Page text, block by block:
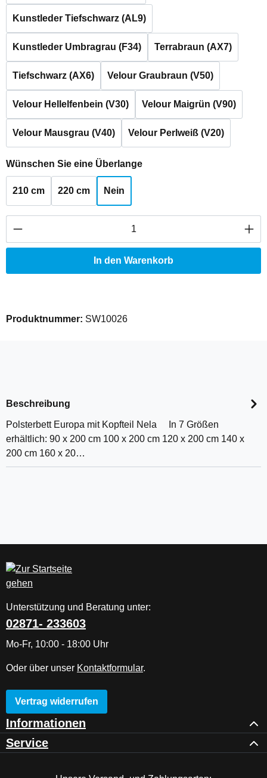
Kunstleder Tiefschwarz (AL9)
Kunstleder Umbragrau (F34) Terrabraun (AX7)
Tiefschwarz (AX6) Velour Graubraun (V50)
Velour Hellelfenbein (V30) Velour Maigrün (V90)
Velour Mausgrau (V40) Velour Perlweiß (V20)
Wünschen Sie eine Überlangeauswählen
210 cm 220 cm Nein
Produkt Anzahl: Gib den gewünschten
In den Warenkorb
Produktnummer: SW10026
Beschreibung
Polsterbett Europa mit Kopfteil Nela In 7 Größen
erhältlich: 90 x 200 cm 100 x 200 cm 120 x 200 cm 140 x
200 cm 160 x 20…
Unterstützung und Beratung unter:
02871- 233603
Mo-Fr, 10:00 - 18:00 Uhr
Oder über unser Kontaktformular.
Vertrag widerrufen
Informationen
Service